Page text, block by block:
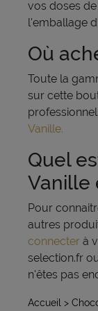
vos doses
l'emballage
Où
Toute la
sur cette
Vanille.
Quel
Vanille
Pour
autres
connecter à
selection.fr
n'êtes pas
Accueil >